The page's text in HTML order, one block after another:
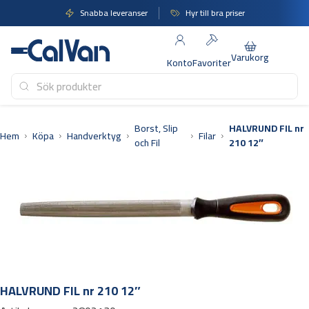
till
innehåll
Snabba leveranser Hyr till bra priser
KontoFavoriterVarukorg
Hem Köpa Handverktyg
Borst, Slip
och Fil
Filar
HALVRUND FIL nr
210 12″
HALVRUND FIL nr 210 12″